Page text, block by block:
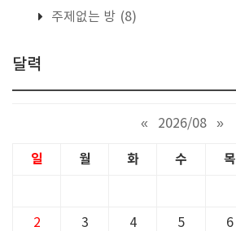
주제없는 방 (8)
달력
« 2026/08 »
일 월 화 수 목
2 3 4 5 6